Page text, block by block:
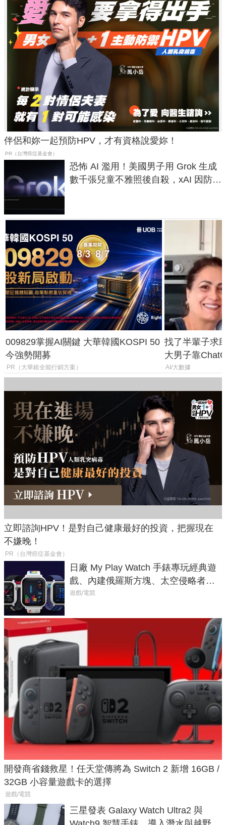
伴侶和妳一起預防HPV，才有資格說愛妳！
PR（台灣癌症基金會）
恐怖 AI 濫用！美國男子用 Grok 生成
數千張兒童不雅照後自殺，xAI 因防護
009829掌握AI關鍵 大華韓國KOSPI 50
今強勢開募
PR（大華銀全能行銷方案）
找了半輩子求
大男子靠
年家人
AI/大數據
立即諮詢HPV！是對自己健康最好的投資，把握現在
不嫌晚！
PR（台灣癌症基金會）
日廠 My Play Watch 手錶專玩經典遊
戲、內建俄羅斯方塊、太空侵略者，
不過竟然不能連手機？
遊戲/電競
開發商省錢救星！任天堂傳將為 Switch 2 新增 16GB /
32GB 小容量遊戲卡的選擇
遊戲/電競
三星發表 Galaxy Watch Ultra2 與